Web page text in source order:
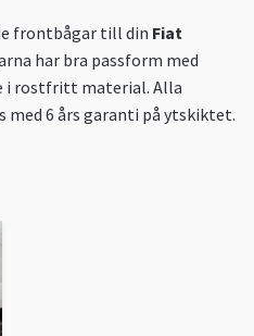
frontbågar till din Fiat
har bra passform med
i rostfritt material. Alla
med 6 års garanti på ytskiktet.